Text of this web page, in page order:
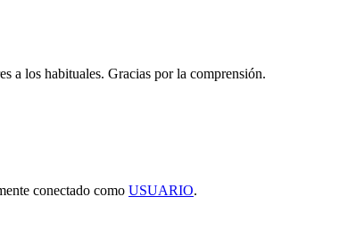
a los habituales. Gracias por la comprensión.
conectado como USUARIO.